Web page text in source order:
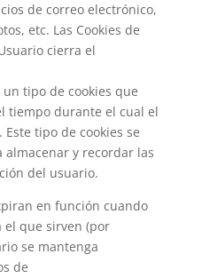
de correo electrónico,
etc. Las Cookies de
cierra el
un tipo de cookies que
tiempo durante el cual el
tipo de cookies se
y recordar las
del usuario.
en función cuando
el que sirven (por
se mantenga
de